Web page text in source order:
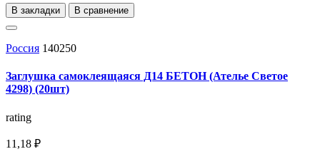
В закладки В сравнение
Россия 140250
Заглушка самоклеящаяся Д14 БЕТОН (Ателье Светое
4298) (20шт)
rating
11,18 ₽